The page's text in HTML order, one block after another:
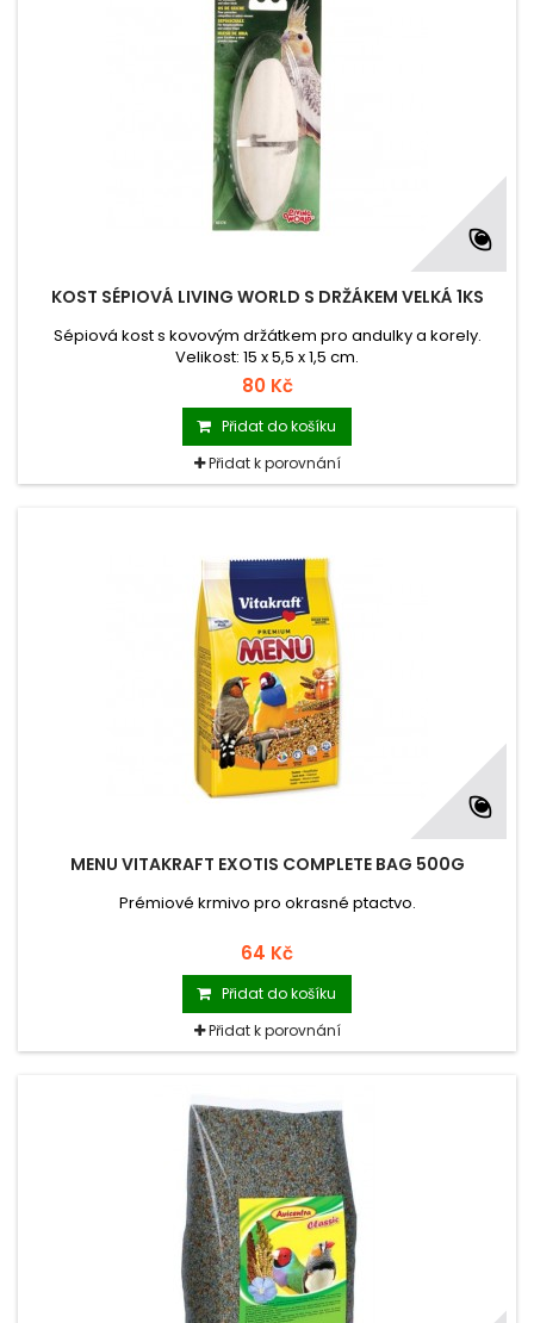
KOST SÉPIOVÁ LIVING WORLD S DRŽÁKEM VELKÁ 1KS
Sépiová kost s kovovým držátkem pro andulky a korely.
Velikost: 15 x 5,5 x 1,5 cm.
80 Kč
Přidat do košíku
Přidat k porovnání
MENU VITAKRAFT EXOTIS COMPLETE BAG 500G
Prémiové krmivo pro okrasné ptactvo.
64 Kč
Přidat do košíku
Přidat k porovnání